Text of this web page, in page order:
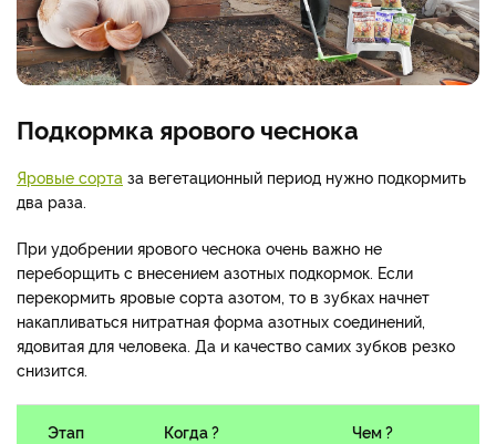
Подкормка ярового чеснока
Яровые сорта за вегетационный период нужно подкормить
два раза.
При удобрении ярового чеснока очень важно не
переборщить с внесением азотных подкормок. Если
перекормить яровые сорта азотом, то в зубках начнет
накапливаться нитратная форма азотных соединений,
ядовитая для человека. Да и качество самих зубков резко
снизится.
Этап Когда ? Чем ?